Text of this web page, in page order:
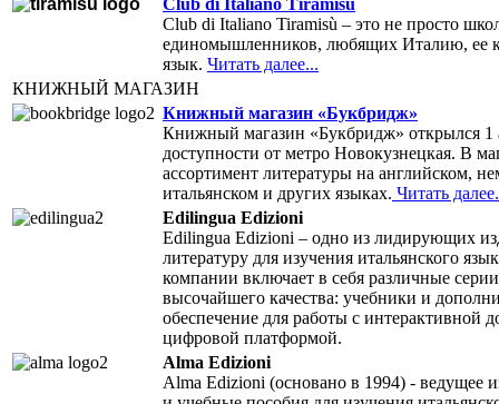
Club di Italiano Tiramisù – это не просто
единомышленников, любящих Италию, ее
язык. Читать далее...
КНИЖНЫЙ МАГАЗИН
Книжный магазин «Букбридж»
Книжный магазин «Букбридж» открылся 1
доступности от метро Новокузнецкая. В
ассортимент литературы на английском,
итальянском и других языках. Читать
Edilingua Edizioni
Edilingua Edizioni – одно из лидирующих
литературу для изучения итальянского
компании включает в себя различные
высочайшего качества: учебники и
обеспечение для работы с интерактивной
цифровой платформой.
Alma Edizioni
Alma Edizioni (основано в 1994) - ведущее